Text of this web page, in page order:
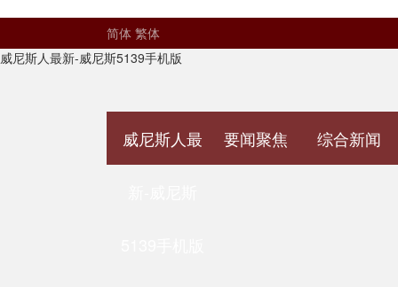
简体 繁体
威尼斯人最新-威尼斯5139手机版
威尼斯人最 要闻聚焦 综合新闻